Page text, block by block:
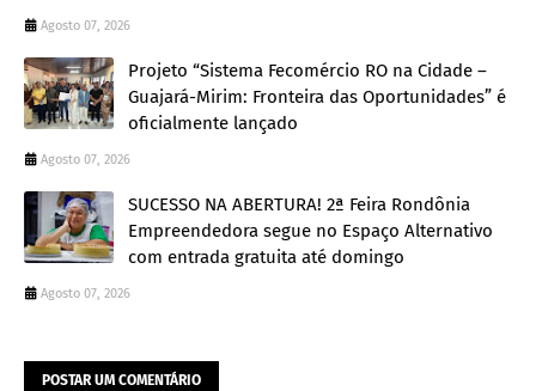
Agosto 07, 2026
Projeto “Sistema Fecomércio RO na Cidade –
Guajará-Mirim: Fronteira das Oportunidades” é
oficialmente lançado
Agosto 07, 2026
SUCESSO NA ABERTURA! 2ª Feira Rondônia
Empreendedora segue no Espaço Alternativo
com entrada gratuita até domingo
Agosto 07, 2026
POSTAR UM COMENTÁRIO